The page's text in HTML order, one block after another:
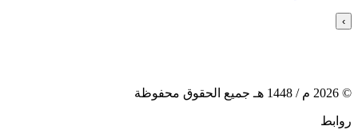
›
©
2026 م / 1448 هـ جميع الحقوق محفوظة
روابط